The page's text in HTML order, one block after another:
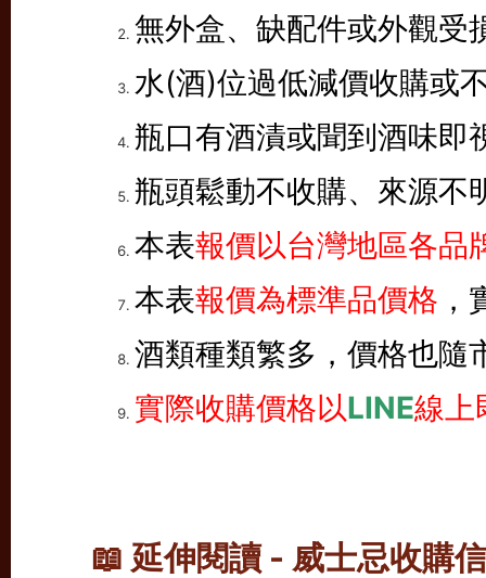
無外盒、缺配件或外觀受
水(酒)位過低減價收購或
瓶口有酒漬或聞到酒味即
瓶頭鬆動不收購、來源不
本表報價以台灣地區各品
本表報價為標準品價格
酒類種類繁多，價格也隨
實際收購價格以LINE線上
📖 延伸閱讀 - 威士忌收購